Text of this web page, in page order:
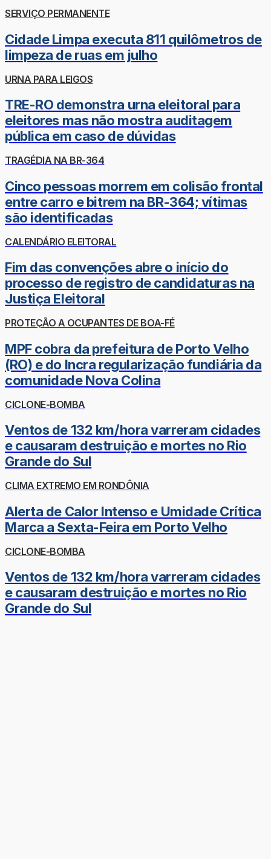
SERVIÇO PERMANENTE
Cidade Limpa executa 811 quilômetros de
limpeza de ruas em julho
URNA PARA LEIGOS
TRE-RO demonstra urna eleitoral para
eleitores mas não mostra auditagem
pública em caso de dúvidas
TRAGÉDIA NA BR-364
Cinco pessoas morrem em colisão frontal
entre carro e bitrem na BR-364; vítimas
são identificadas
CALENDÁRIO ELEITORAL
Fim das convenções abre o início do
processo de registro de candidaturas na
Justiça Eleitoral
PROTEÇÃO A OCUPANTES DE BOA-FÉ
MPF cobra da prefeitura de Porto Velho
(RO) e do Incra regularização fundiária da
comunidade Nova Colina
CICLONE-BOMBA
Ventos de 132 km/hora varreram cidades
e causaram destruição e mortes no Rio
Grande do Sul
CLIMA EXTREMO EM RONDÔNIA
Alerta de Calor Intenso e Umidade Crítica
Marca a Sexta-Feira em Porto Velho
CICLONE-BOMBA
Ventos de 132 km/hora varreram cidades
e causaram destruição e mortes no Rio
Grande do Sul